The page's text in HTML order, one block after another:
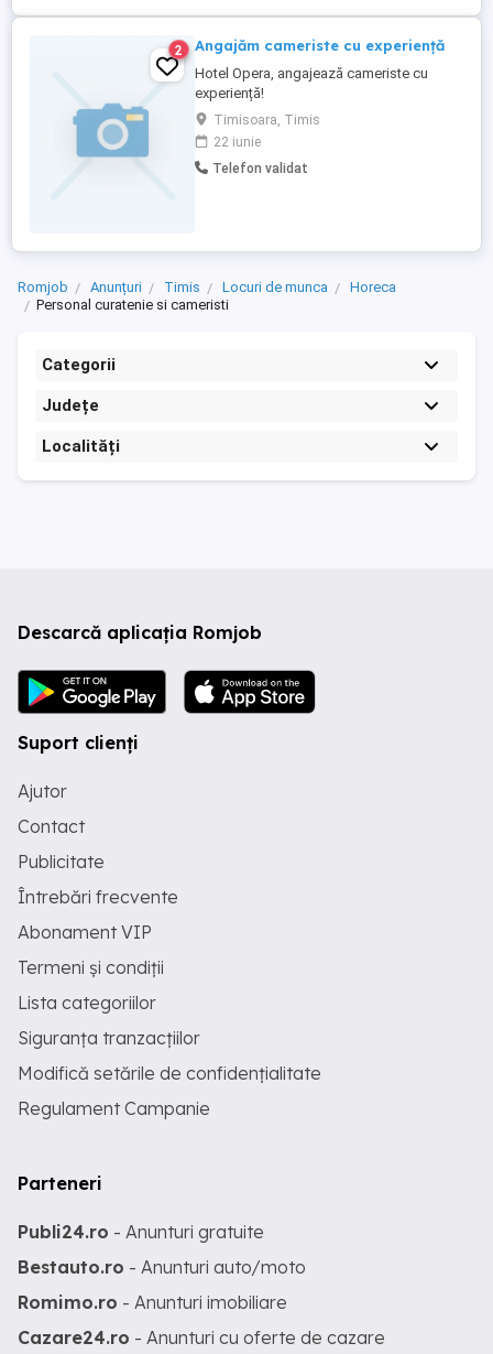
2 Angajăm cameriste cu experiență
Hotel Opera, angajează cameriste cu
experiență!
Timisoara, Timis
22 iunie
Telefon validat
Romjob Anunțuri Timis Locuri de munca
Horeca
Personal curatenie si cameristi
Categorii
Județe
Localități
Descarcă aplicația Romjob
Suport clienți
Ajutor
Contact
Publicitate
Întrebări frecvente
Abonament VIP
Termeni și condiții
Lista categoriilor
Siguranța tranzacțiilor
Modifică setările de confidențialitate
Regulament Campanie
Parteneri
Publi24.ro - Anunturi gratuite
Bestauto.ro - Anunturi auto/moto
Romimo.ro - Anunturi imobiliare
Cazare24.ro - Anunturi cu oferte de cazare